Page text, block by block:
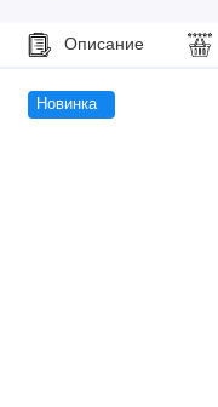
Описание
Новинка